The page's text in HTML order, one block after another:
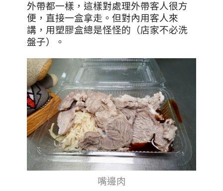
外帶都一樣，這樣對處理外帶客人很方
便，直接一盒拿走。但對內用客人來
講，用塑膠盒總是怪怪的（店家不必洗
盤子）。
嘴邊肉